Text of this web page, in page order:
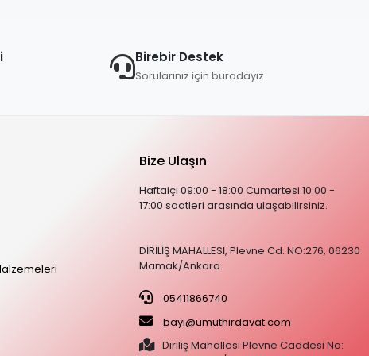
Birebir Destek
Sorularınız için buradayız
Bize Ulaşın
Haftaiçi 09:00 - 18:00 Cumartesi 10:00 -
17:00 saatleri arasında ulaşabilirsiniz.
DİRİLİŞ MAHALLESİ, Plevne Cd. NO:276, 06230
Mamak/Ankara
05411866740
bayi@umuthirdavat.com
Diriliş Mahallesi Plevne Caddesi No: